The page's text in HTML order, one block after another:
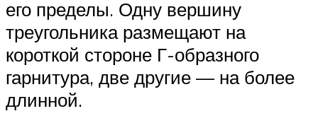
его пределы. Одну вершину
треугольника размещают на
короткой стороне Г-образного
гарнитура, две другие — на более
длинной.